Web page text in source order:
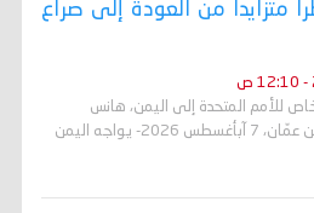
متزايداً من العودة إلى صراع
للأمم المتحدة إلى اليمن، هانس
غروندبرغ، بشأن الوضع في اليمن عمّان، 7 آبأغسطس 2026- يواجه اليمن